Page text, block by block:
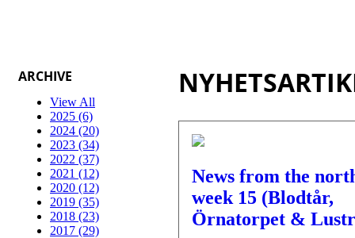
ARCHIVE
View All
2025 (6)
2024 (20)
2023 (34)
2022 (37)
2021 (12)
2020 (12)
2019 (35)
2018 (23)
2017 (29)
News from the
week 15 (Blodtår,
Örnatorpet &